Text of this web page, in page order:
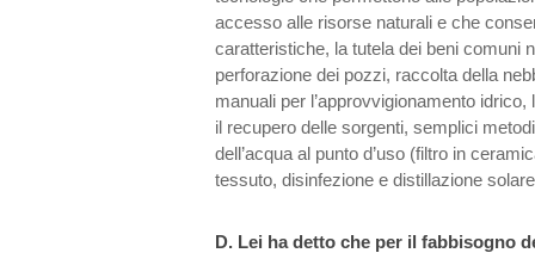
accesso alle risorse naturali e che
caratteristiche, la tutela dei beni comuni
perforazione dei pozzi, raccolta della
manuali per l’approvvigionamento idrico,
il recupero delle sorgenti, semplici
dell’acqua al punto d’uso (filtro in
tessuto, disinfezione e distillazione
D. Lei ha detto che per il fabbisogno